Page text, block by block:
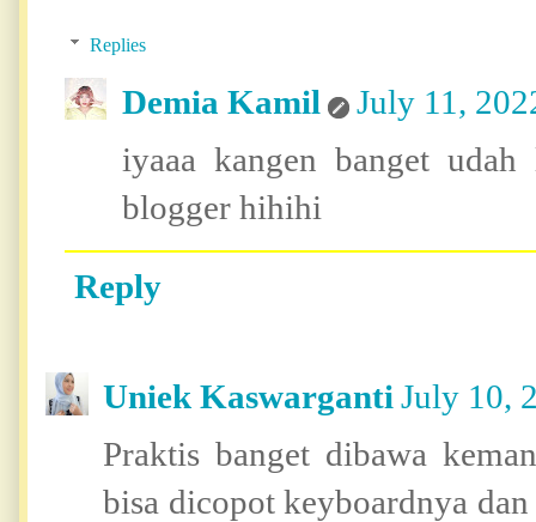
Replies
Demia Kamil
July 11,
iyaaa kangen banget
blogger hihihi
Reply
Uniek Kaswarganti July 10,
Praktis banget dibawa
bisa dicopot keyboardnya